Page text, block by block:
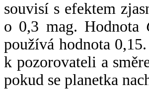
souvisí s efektem
o 0,3 mag. Hodnota
používá hodnota
k pozorovateli a
pokud se planetka